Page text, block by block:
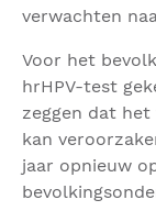
verwachten
Voor het
hrHPV-test
zeggen dat
kan
jaar opnieuw